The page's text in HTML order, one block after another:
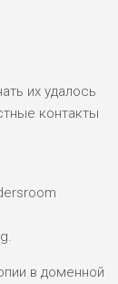
их удалось
контакты
в доменной